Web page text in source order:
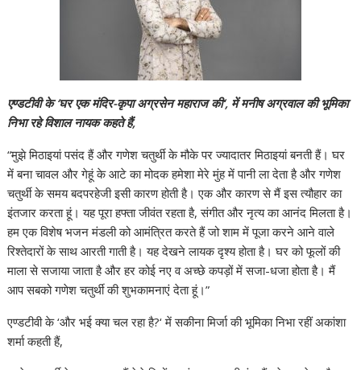
एण्डटीवी के ‘घर एक मंदिर-कृपा अग्रसेन महाराज की‘, में मनीष अग्रवाल की भूमिका
निभा रहे विशाल नायक कहते हैं,
“मुझे मिठाइयां पसंद हैं और गणेश चतुर्थी के मौके पर ज्यादातर मिठाइयां बनती हैं। घर
में बना चावल और गेहूं के आटे का मोदक हमेशा मेरे मुंह में पानी ला देता है और गणेश
चतुर्थी के समय बदपरहेजी इसी कारण होती है। एक और कारण से मैं इस त्यौहार का
इंतजार करता हूं। यह पूरा हफ्ता जीवंत रहता है, संगीत और नृत्य का आनंद मिलता है।
हम एक विशेष भजन मंडली को आमंत्रित करते हैं जो शाम में पूजा करने आने वाले
रिश्तेदारों के साथ आरती गाती है। यह देखने लायक दृश्य होता है। घर को फूलों की
माला से सजाया जाता है और हर कोई नए व अच्छे कपड़ों में सजा-धजा होता है। मैं
आप सबको गणेश चतुर्थी की शुभकामनाएं देता हूं।”
एण्डटीवी के ‘और भई क्या चल रहा है?‘ में सकीना मिर्जा की भूमिका निभा रहीं अकांशा
शर्मा कहती हैं,